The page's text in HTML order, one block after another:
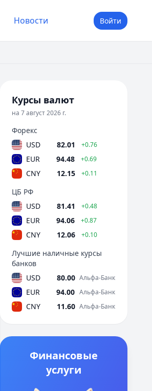
Новости Войти
Курсы валют
на 7 август 2026 г.
Форекс
USD
82.01 +0.76
EUR 94.48 +0.69
CNY 12.15 +0.11
ЦБ РФ
USD
81.41 +0.48
EUR 94.06 +0.87
CNY 12.06 +0.10
Лучшие наличные курсы
банков
USD
80.00 Альфа-Банк
EUR 94.00 Альфа-Банк
CNY 11.60 Альфа-Банк
Финансовые
услуги